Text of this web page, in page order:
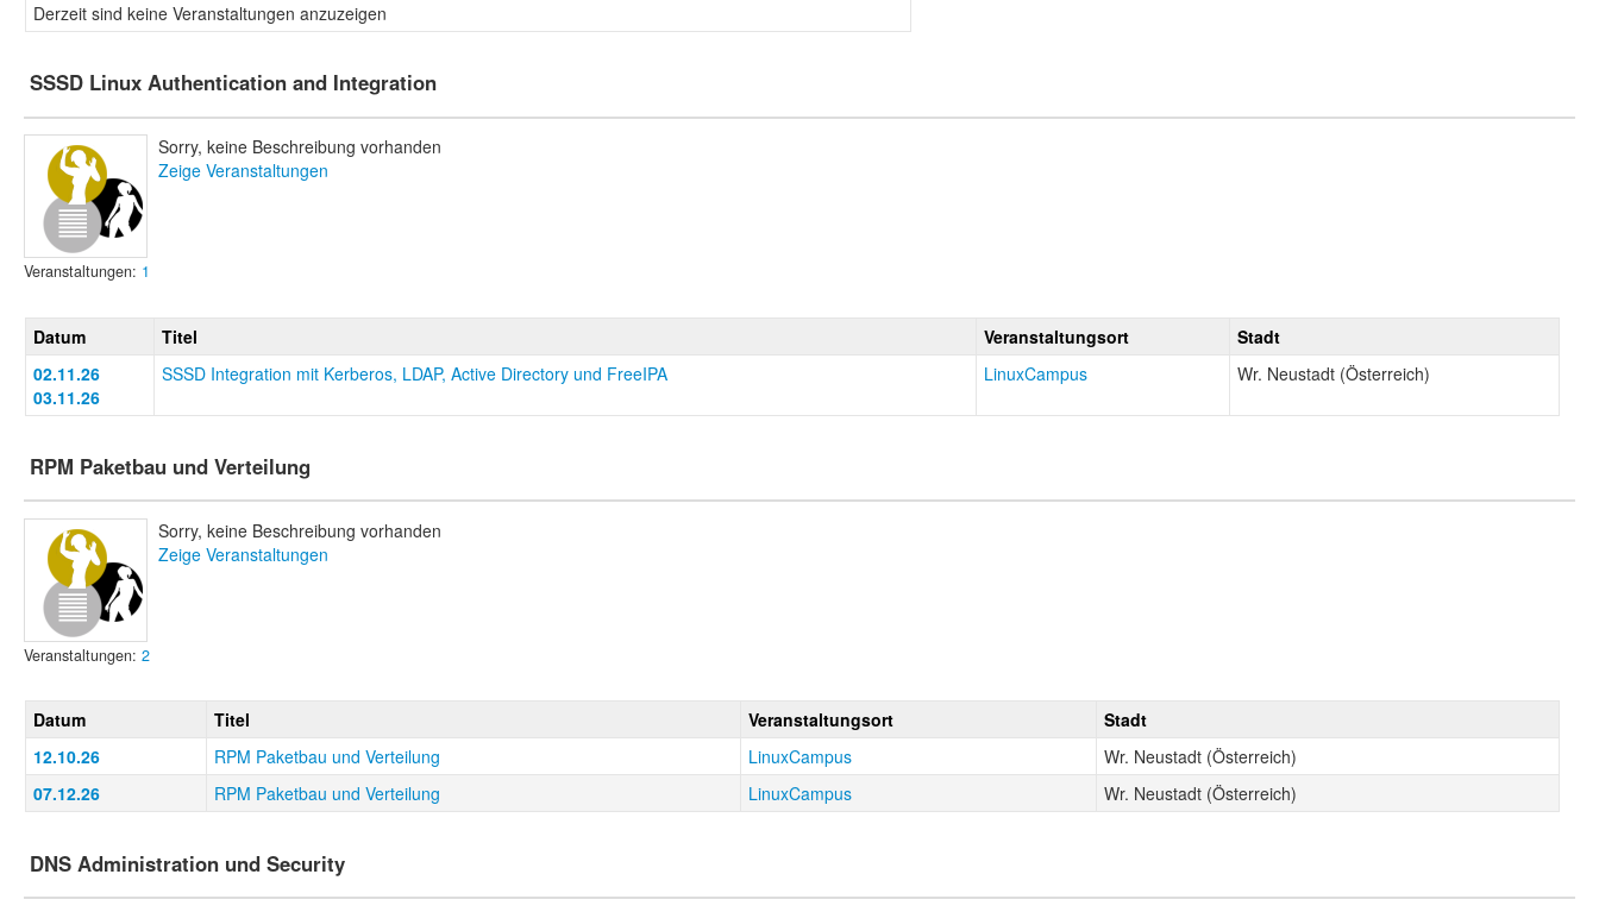
Derzeit sind keine Veranstaltungen anzuzeigen
SSSD Linux Authentication and Integration
Veranstaltungen: 1
Sorry, keine Beschreibung vorhanden
Zeige Veranstaltungen
Datum Titel Veranstaltungsort
Stadt
02.11.26
03.11.26
SSSD Integration mit Kerberos, LDAP, Active Directory und FreeIPA LinuxCampus Wr. Neustadt (Österreich)
RPM Paketbau und Verteilung
Veranstaltungen: 2
Sorry, keine Beschreibung vorhanden
Zeige Veranstaltungen
Datum Titel Veranstaltungsort
Stadt
12.10.26
RPM Paketbau und Verteilung LinuxCampus
Wr. Neustadt (Österreich)
07.12.26
RPM Paketbau und Verteilung LinuxCampus Wr. Neustadt (Österreich)
DNS Administration und Security